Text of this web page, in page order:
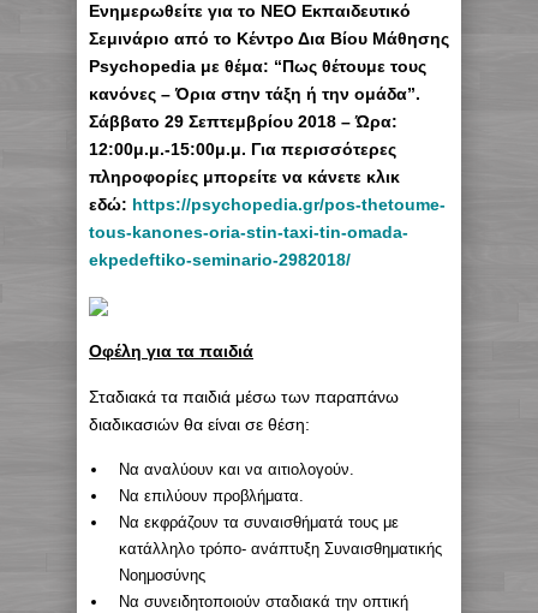
Eνημερωθείτε για το ΝΕΟ Εκπαιδευτικό
Σεμινάριο από το Κέντρο Δια Βίου Μάθησης
Psychopedia με θέμα: “Πως θέτουμε τους
κανόνες – Όρια στην τάξη ή την ομάδα”.
Σάββατο 29 Σεπτεμβρίου 2018 – Ώρα:
12:00μ.μ.-15:00μ.μ. Για περισσότερες
πληροφορίες μπορείτε να κάνετε κλικ
εδώ: https://psychopedia.gr/pos-thetoume-
tous-kanones-oria-stin-taxi-tin-omada-
ekpedeftiko-seminario-2982018/
Οφέλη για τα παιδιά
Σταδιακά τα παιδιά μέσω των παραπάνω
διαδικασιών θα είναι σε θέση:
Να αναλύουν και να αιτιολογούν.
Να επιλύουν προβλήματα.
Να εκφράζουν τα συναισθήματά τους με
κατάλληλο τρόπο- ανάπτυξη Συναισθηματικής
Νοημοσύνης
Να συνειδητοποιούν σταδιακά την οπτική